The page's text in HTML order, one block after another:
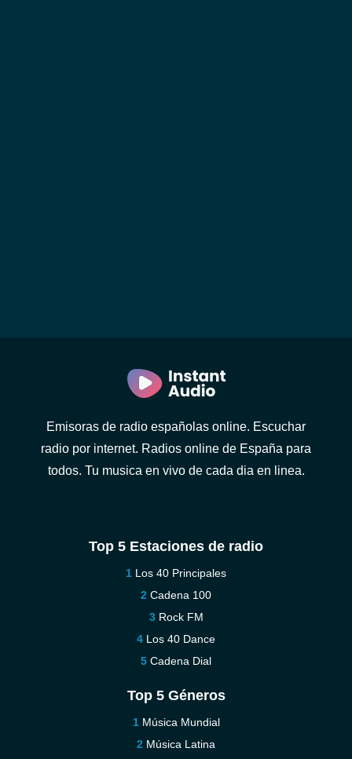
Emisoras de radio españolas online. Escuchar
radio por internet. Radios online de España para
todos. Tu musica en vivo de cada dia en linea.
Top 5 Estaciones de radio
Los 40 Principales
Cadena 100
Rock FM
Los 40 Dance
Cadena Dial
Top 5 Géneros
Música Mundial
Música Latina